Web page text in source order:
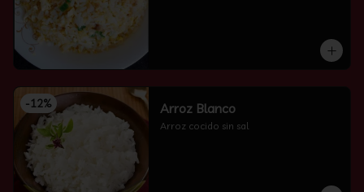
-12% Arroz Blanco
Arroz cocido sin sal